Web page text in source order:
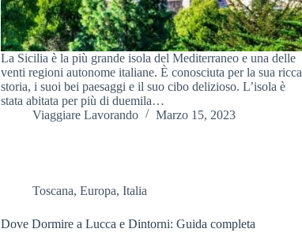
La Sicilia è la più grande isola del Mediterraneo e una delle
venti regioni autonome italiane. È conosciuta per la sua ricca
storia, i suoi bei paesaggi e il suo cibo delizioso. L’isola è
stata abitata per più di duemila…
Viaggiare Lavorando
Marzo 15, 2023
Toscana,Europa,Italia
Dove Dormire a Lucca e Dintorni: Guida completa